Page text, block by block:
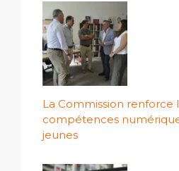
La Commission renforce
compétences
jeunes